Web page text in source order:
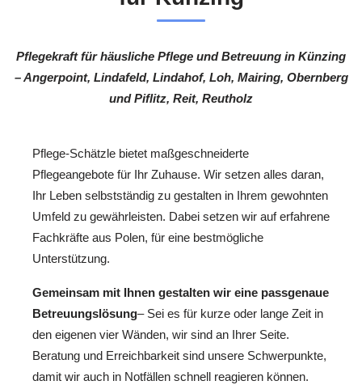
Pflegekraft für häusliche Pflege und Betreuung in Künzing
– Angerpoint, Lindafeld, Lindahof, Loh, Mairing, Obernberg
und Piflitz, Reit, Reutholz
Pflege-Schätzle bietet maßgeschneiderte
Pflegeangebote für Ihr Zuhause. Wir setzen alles daran,
Ihr Leben selbstständig zu gestalten in Ihrem gewohnten
Umfeld zu gewährleisten. Dabei setzen wir auf erfahrene
Fachkräfte aus Polen, für eine bestmögliche
Unterstützung.
Gemeinsam mit Ihnen gestalten wir eine passgenaue
Betreuungslösung– Sei es für kurze oder lange Zeit in
den eigenen vier Wänden, wir sind an Ihrer Seite.
Beratung und Erreichbarkeit sind unsere Schwerpunkte,
damit wir auch in Notfällen schnell reagieren können.